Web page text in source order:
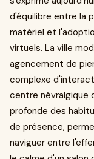
d'équilibre entre la
matériel et
virtuels. La ville
agencement de
complexe
centre névralgique
profonde des
de présence,
naviguer entre